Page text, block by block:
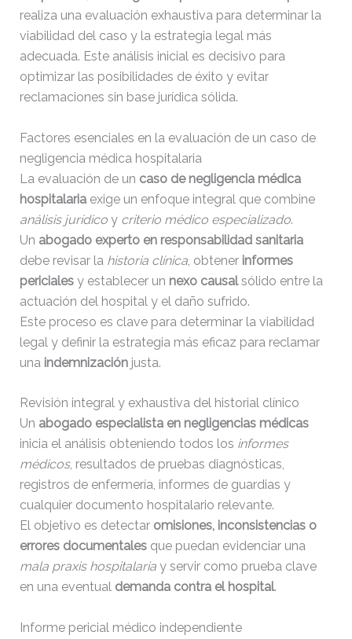
realiza una evaluación exhaustiva para determinar la
viabilidad del caso y la estrategia legal más
adecuada. Este análisis inicial es decisivo para
optimizar las posibilidades de éxito y evitar
reclamaciones sin base jurídica sólida.
Factores esenciales en la evaluación de un caso de
negligencia médica hospitalaria
La evaluación de un caso de negligencia médica
hospitalariaexige un enfoque integral que combine
análisis jurídicoy criterio médico especializado.
Un abogado experto en responsabilidad sanitaria
debe revisar la historia clínica, obtener informes
pericialesy establecer un nexo causalsólido entre la
actuación del hospital y el daño sufrido.
Este proceso es clave para determinar la viabilidad
legal y definir la estrategia más eficaz para reclamar
una indemnizaciónjusta.
Revisión integral y exhaustiva del historial clínico
Un abogado especialista en negligencias médicas
inicia el análisis obteniendo todos los informes
médicos, resultados de pruebas diagnósticas,
registros de enfermería, informes de guardias y
cualquier documento hospitalario relevante.
El objetivo es detectar omisiones, inconsistencias o
errores documentalesque puedan evidenciar una
mala praxis hospitalariay servir como prueba clave
en una eventual demanda contra el hospital.
Informe pericial médico independiente